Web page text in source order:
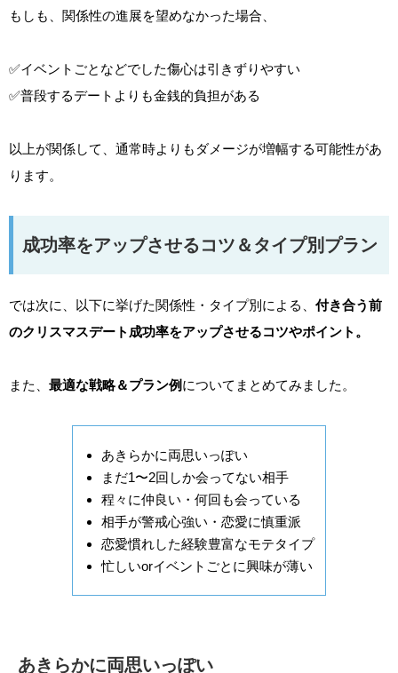
もしも、関係性の進展を望めなかった場合、
✅イベントごとなどでした傷心は引きずりやすい
✅普段するデートよりも金銭的負担がある
以上が関係して、通常時よりもダメージが増幅する可能性があ
ります。
成功率をアップさせるコツ＆タイプ別プラン
では次に、以下に挙げた関係性・タイプ別による、 付き合う前
のクリスマスデート成功率をアップさせるコツやポイント。
また、 最適な戦略＆プラン例についてまとめてみました。
あきらかに両思いっぽい
まだ1〜2回しか会ってない相手
程々に仲良い・何回も会っている
相手が警戒心強い・恋愛に慎重派
恋愛慣れした経験豊富なモテタイプ
忙しいorイベントごとに興味が薄い
あきらかに両思いっぽい